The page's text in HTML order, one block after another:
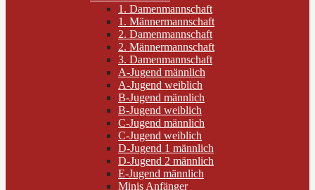
1. Damenmannschaft
1. Männermannschaft
2. Damenmannschaft
2. Männermannschaft
3. Damenmannschaft
A-Jugend männlich
A-Jugend weiblich
B-Jugend männlich
B-Jugend weiblich
C-Jugend männlich
C-Jugend weiblich
D-Jugend 1 männlich
D-Jugend 2 männlich
E-Jugend männlich
Minis Anfänger